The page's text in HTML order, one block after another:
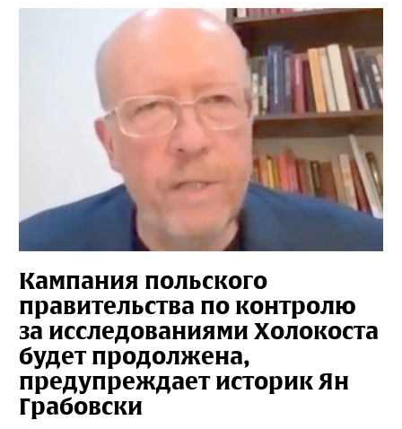
Кампания польского
правительства по контролю
за исследованиями Холокоста
будет продолжена,
предупреждает историк Ян
Грабовски